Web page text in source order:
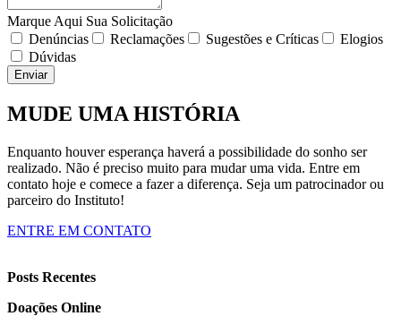
Marque Aqui Sua Solicitação
Denúncias
Reclamações Sugestões e Críticas
Elogios
Dúvidas
Enviar
MUDE UMA HISTÓRIA
Enquanto houver esperança haverá a possibilidade do sonho ser
realizado. Não é preciso muito para mudar uma vida. Entre em
contato hoje e comece a fazer a diferença. Seja um patrocinador ou
parceiro do Instituto!
ENTRE EM CONTATO
Posts Recentes
Doações Online